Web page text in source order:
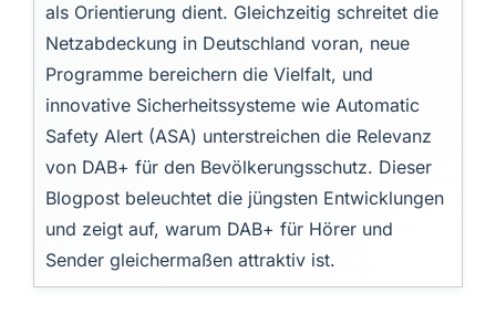
als Orientierung dient. Gleichzeitig schreitet die
Netzabdeckung in Deutschland voran, neue
Programme bereichern die Vielfalt, und
innovative Sicherheitssysteme wie Automatic
Safety Alert (ASA) unterstreichen die Relevanz
von DAB+ für den Bevölkerungsschutz. Dieser
Blogpost beleuchtet die jüngsten Entwicklungen
und zeigt auf, warum DAB+ für Hörer und
Sender gleichermaßen attraktiv ist.